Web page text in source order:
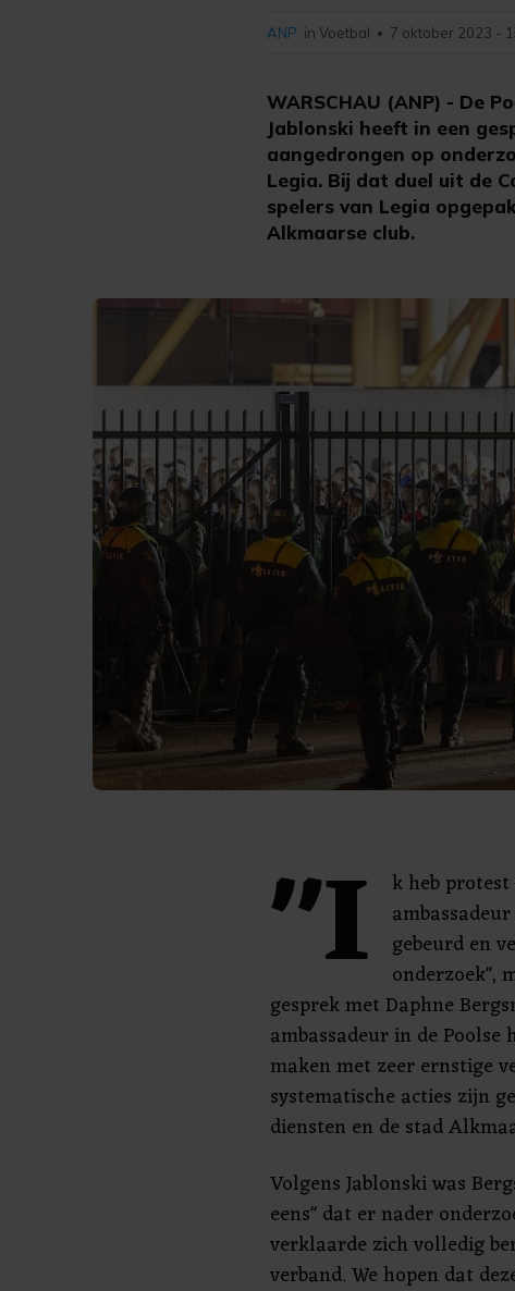
WARSCHAU (ANP) - De
Jablonski heeft in een
aangedrongen op
Legia. Bij dat duel uit de
spelers van Legia
Alkmaarse club.
ANP in Voetbal • 7 oktober 2023 -
"I
k heb
gebeurd en
onderzoek",
gesprek met Daphne
ambassadeur in de Poolse
maken met zeer ernstige
systematische acties zijn
diensten en de stad
Volgens Jablonski was
eens" dat er nader
verklaarde zich volledig
verband. We hopen dat